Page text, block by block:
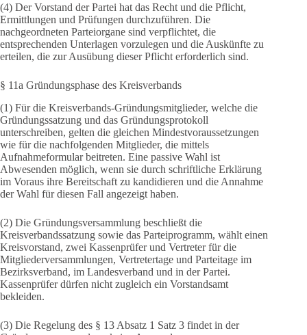
(4) Der Vorstand der Partei hat das Recht und die Pflicht,
Ermittlungen und Prüfungen durchzuführen. Die
nachgeordneten Parteiorgane sind verpflichtet, die
entsprechenden Unterlagen vorzulegen und die Auskünfte zu
erteilen, die zur Ausübung dieser Pflicht erforderlich sind.
§ 11a Gründungsphase des Kreisverbands
(1) Für die Kreisverbands-Gründungsmitglieder, welche die
Gründungssatzung und das Gründungsprotokoll
unterschreiben, gelten die gleichen Mindestvoraussetzungen
wie für die nachfolgenden Mitglieder, die mittels
Aufnahmeformular beitreten. Eine passive Wahl ist
Abwesenden möglich, wenn sie durch schriftliche Erklärung
im Voraus ihre Bereitschaft zu kandidieren und die Annahme
der Wahl für diesen Fall angezeigt haben.
(2) Die Gründungsversammlung beschließt die
Kreisverbandssatzung sowie das Parteiprogramm, wählt einen
Kreisvorstand, zwei Kassenprüfer und Vertreter für die
Mitgliederversammlungen, Vertretertage und Parteitage im
Bezirksverband, im Landesverband und in der Partei.
Kassenprüfer dürfen nicht zugleich ein Vorstandsamt
bekleiden.
(3) Die Regelung des § 13 Absatz 1 Satz 3 findet in der